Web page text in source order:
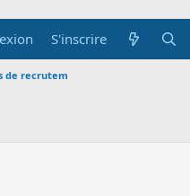
S'inscrire
de recrutem